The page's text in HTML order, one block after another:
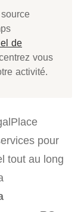
de
vous
activité.
pour
tout au long